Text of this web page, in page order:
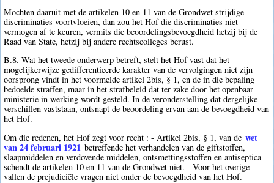
Mochten daaruit met de artikelen 10 en 11 van de Grondwet strijdige
discriminaties voortvloeien, dan zou het Hof die discriminaties niet
vermogen af te keuren, vermits die beoordelingsbevoegdheid hetzij bij de
Raad van State, hetzij bij andere rechtscolleges berust.
B.8. Wat het tweede onderwerp betreft, stelt het Hof vast dat het
mogelijkerwijze gedifferentieerde karakter van de vervolgingen niet zijn
oorsprong vindt in het voormelde artikel 2bis, § 1, en de in die bepaling
bedoelde straffen, maar in het strafbeleid dat ter zake door het openbaar
ministerie in werking wordt gesteld. In de veronderstelling dat dergelijke
verschillen vaststaan, ontsnapt de beoordeling ervan aan de bevoegdheid van
het Hof.
Om die redenen, het Hof zegt voor recht : - Artikel 2bis, § 1, van de wet
van 24 februari 1921 betreffende het verhandelen van de giftstoffen,
slaapmiddelen en verdovende middelen, ontsmettingsstoffen en antiseptica
schendt de artikelen 10 en 11 van de Grondwet niet. - Voor het overige
vallen de prejudiciële vragen niet onder de bevoegdheid van het Hof.